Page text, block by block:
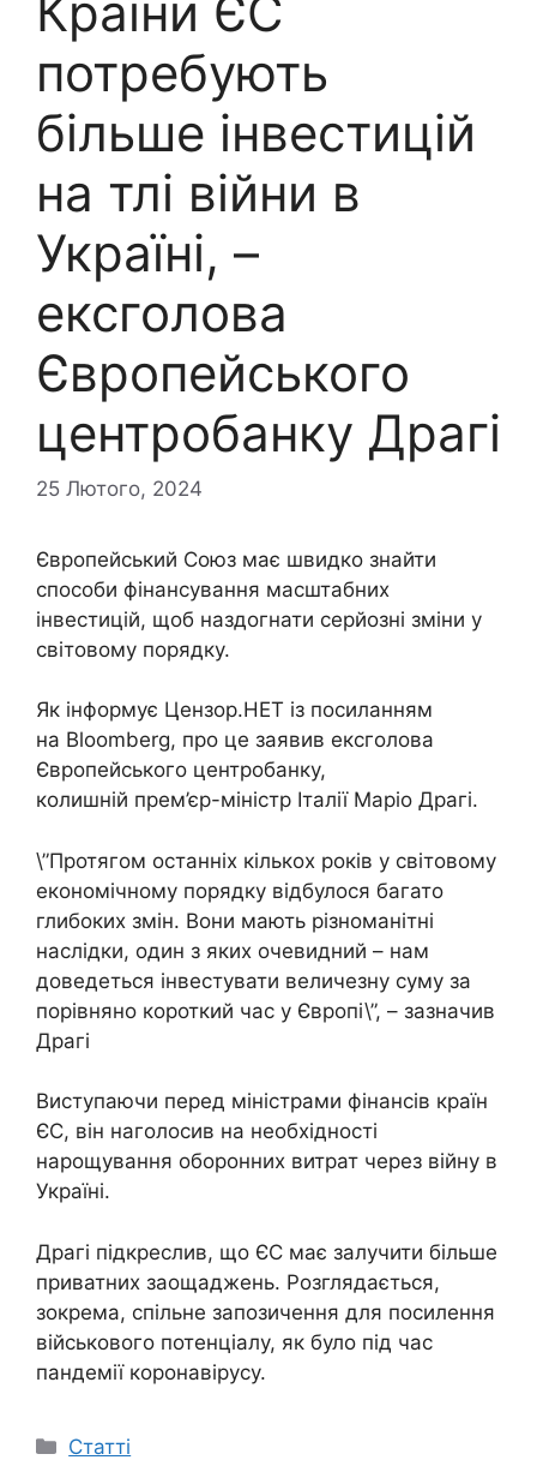
Країни ЄС
потребують
більше інвестицій
на тлі війни в
Україні, –
ексголова
Європейського
центробанку Драгі
25 Лютого, 2024
Європейський Союз має швидко знайти
способи фінансування масштабних
інвестицій, щоб наздогнати серйозні зміни у
світовому порядку.
Як інформує Цензор.НЕТ із посиланням
на Bloomberg, про це заявив ексголова
Європейського центробанку,
колишній прем’єр-міністр Італії Маріо Драгі.
\”Протягом останніх кількох років у світовому
економічному порядку відбулося багато
глибоких змін. Вони мають різноманітні
наслідки, один з яких очевидний – нам
доведеться інвестувати величезну суму за
порівняно короткий час у Європі\”, – зазначив
Драгі
Виступаючи перед міністрами фінансів країн
ЄС, він наголосив на необхідності
нарощування оборонних витрат через війну в
Україні.
Драгі підкреслив, що ЄС має залучити більше
приватних заощаджень. Розглядається,
зокрема, спільне запозичення для посилення
військового потенціалу, як було під час
пандемії коронавірусу.
Категорії
Статті